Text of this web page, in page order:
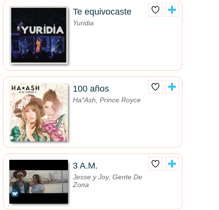
Te equivocaste
Yuridia
100 años
Ha*Ash, Prince Royce
3 A.M.
Jesse y Joy, Gente De
Zona